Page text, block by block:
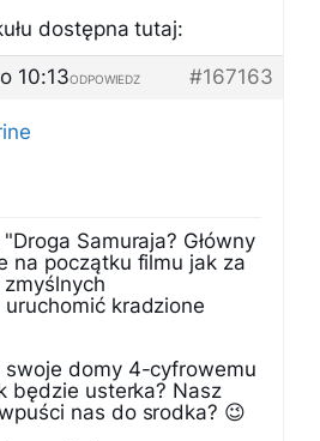
dostępna tutaj:
10:13
#167163
ODPOWIEDZ
Samuraja? Główny
na początku filmu jak za
kradzione
swoje domy 4-cyfrowemu
będzie usterka? Nasz
nas do srodka? 😉